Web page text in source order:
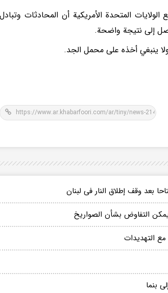
المتحدة الأمريكية أن المحادثات وتبادل
إلى نتيجة واضحة.
ينبغي أخذه على محمل الجد.
بعد وقف إطلاق النار فی لبنان
التفاوض بشأن الصواریخ
التهدیدات
بنما